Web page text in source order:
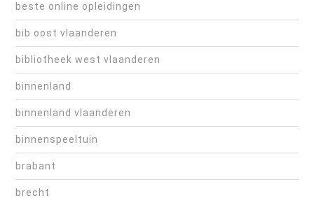
beste online opleidingen
bib oost vlaanderen
bibliotheek west vlaanderen
binnenland
binnenland vlaanderen
binnenspeeltuin
brabant
brecht